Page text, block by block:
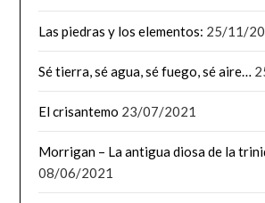
Las piedras y los elementos: 25/11/
Sé tierra, sé agua, sé fuego, sé aire…
El crisantemo 23/07/2021
Morrigan – La antigua diosa de la
08/06/2021